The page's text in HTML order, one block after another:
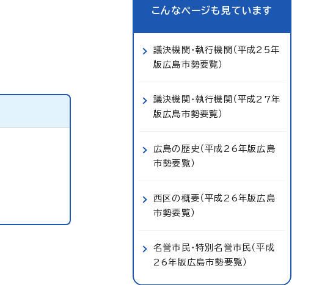
こんなページも見ています
議決機関・執行機関（平成25年
版広島市勢要覧）
議決機関・執行機関（平成27年
版広島市勢要覧）
広島の歴史（平成26年版広島
市勢要覧）
西区の概要（平成26年版広島
市勢要覧）
名誉市民・特別名誉市民（平成
26年版広島市勢要覧）